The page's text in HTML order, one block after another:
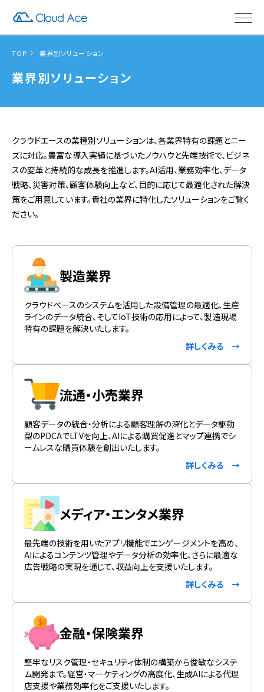
TOP 業界別ソリューション
業界別ソリューション
クラウドエースの業種別ソリューションは、各業界特有の課題とニー
ズに対応。豊富な導入実績に基づいたノウハウと先端技術で、ビジネ
スの変革と持続的な成長を推進します。AI活用、業務効率化、データ
戦略、災害対策、顧客体験向上など、目的に応じて最適化された解決
策をご用意しています。貴社の業界に特化したソリューションをご覧く
ださい。
製造業界
クラウドベースのシステムを活用した設備管理の最適化、生産
ラインのデータ統合、そしてIoT技術の応用によって、製造現場
特有の課題を解決いたします。
詳しくみる →
流通・小売業界
顧客データの統合・分析による顧客理解の深化とデータ駆動
型のPDCAでLTVを向上、AIによる購買促進とマップ連携でシ
ームレスな購買体験を創出いたします。
詳しくみる →
メディア・エンタメ業界
最先端の技術を用いたアプリ機能でエンゲージメントを高め、
AIによるコンテンツ管理やデータ分析の効率化、さらに最適な
広告戦略の実現を通じて、収益向上を支援いたします。
詳しくみる →
金融・保険業界
堅牢なリスク管理・セキュリティ体制の構築から俊敏なシステ
ム開発まで。経営・マーケティングの高度化、生成AIによる代理
店支援や業務効率化をご支援いたします。